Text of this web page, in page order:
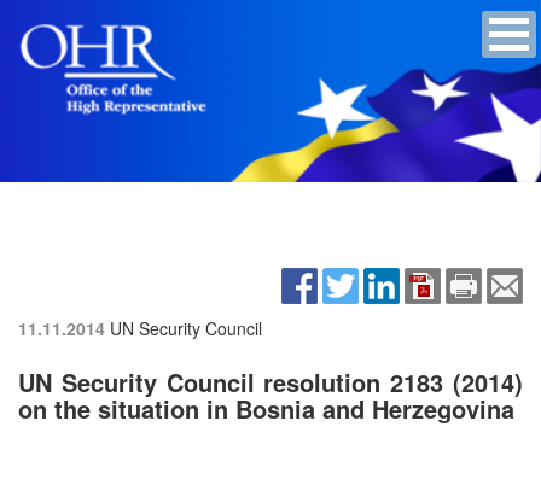
11.11.2014 UN Security Council
UN Security Council resolution 2183 (2014)
on the situation in Bosnia and Herzegovina